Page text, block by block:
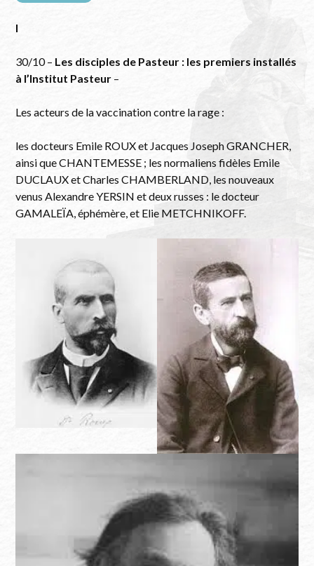
des
évènements
l
30/10 – Les disciples de Pasteur : les premiers installés
à l’Institut Pasteur –
Les acteurs de la vaccination contre la rage :
les docteurs Emile ROUX et Jacques Joseph GRANCHER,
ainsi que CHANTEMESSE ; les normaliens fidèles Emile
DUCLAUX et Charles CHAMBERLAND, les nouveaux
venus Alexandre YERSIN et deux russes : le docteur
GAMALEÏA, éphémère, et Elie METCHNIKOFF.